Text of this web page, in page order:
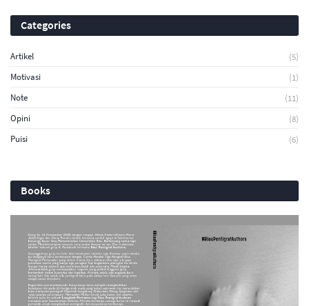
Categories
Artikel
(5)
Motivasi
(1)
Note
(11)
Opini
(8)
Puisi
(6)
Books